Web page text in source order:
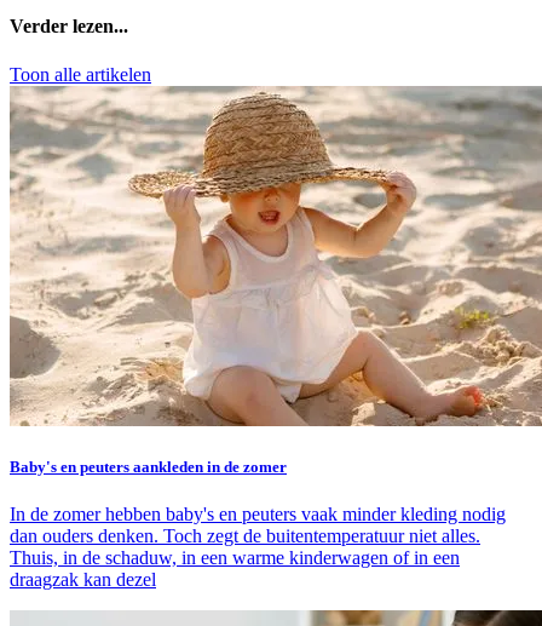
Verder lezen...
Toon alle artikelen
Baby's en peuters aankleden in de zomer
In de zomer hebben baby's en peuters vaak minder kleding nodig
dan ouders denken. Toch zegt de buitentemperatuur niet alles.
Thuis, in de schaduw, in een warme kinderwagen of in een
draagzak kan dezel